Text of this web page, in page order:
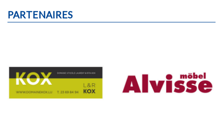
PARTENAIRES